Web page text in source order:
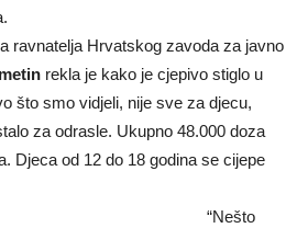
policija.
Hrvatskog zavoda za javno
rekla je kako je cjepivo stiglo u
što smo vidjeli, nije sve za djecu,
za odrasle. Ukupno 48.000 doza
Djeca od 12 do 18 godina se cijepe
“Nešto